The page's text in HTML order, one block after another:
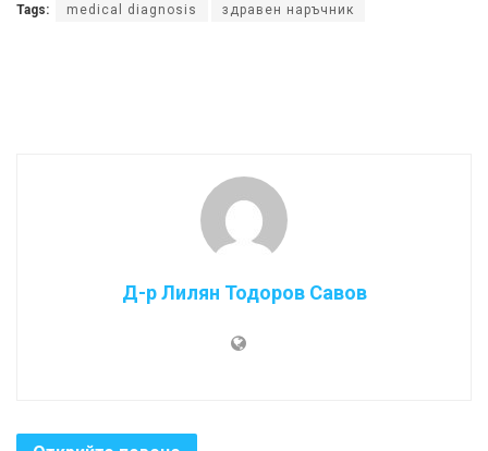
Tags: medical diagnosis здравен наръчник
Д-р Лилян Тодоров Савов